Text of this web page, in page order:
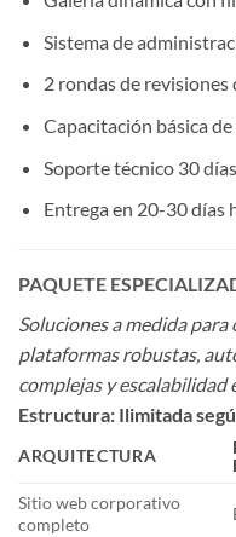
Sistema de
2 rondas de revisiones
Capacitación básica
Soporte técnico 30
Entrega en 20-30 días
PAQUETE
Soluciones a medida
plataformas robustas,
complejas y escalabilidad
Estructura: Ilimitada
ARQUITECTURA
Sitio web corporativo
completo